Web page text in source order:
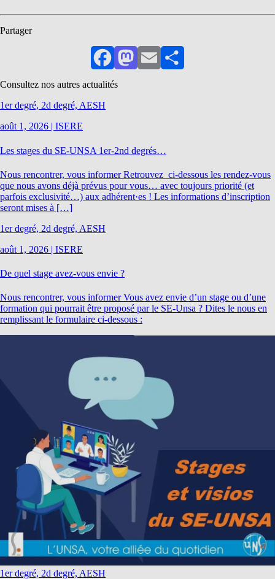
Partager
FacebookMastodon
EmailPartager
Consultez nos autres actualités
1er degré, 2d degré, AESH
août 1, 2026 | ISERE
Les stages du SE-UNSA 1er-2nd degrés…
Nous rencontrer, vous informer Retrouvez ci-dessous les rendez-vous
que nous avons déjà prévus pour vous… avec toujours priorité (et
parfois exclusivité…) aux adhérent·es ! Les informations d’inscription
seront mises à […]
1er degré, 2d degré, AESH
août 1, 2026 | ISERE
De quel stage avez-vous envie ?
Nous rencontrer, vous informer Vous avez envie d’un stage ou d’une
formation qui pourrait être proposé par le SE-Unsa ? Dites le nous en
remplissant le formulaire ci-dessous :
1er degré, 2d degré, AESH